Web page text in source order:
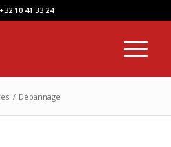
10 41 33 24
/ Dépannage